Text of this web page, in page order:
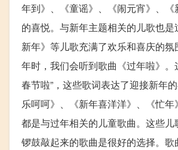
年到》、《童谣》、《闹元宵》、
的喜悦。与新年主题相关的儿歌也
新年》等儿歌充满了欢乐和喜庆的
年时，我们会听到歌曲《过年啦》
春节啦”，这些歌词表达了迎接新年
乐呵呵》、《新年喜洋洋》、《忙
都是与过年相关的儿童歌曲。这些
锣鼓敲起来的歌曲是很好的选择。